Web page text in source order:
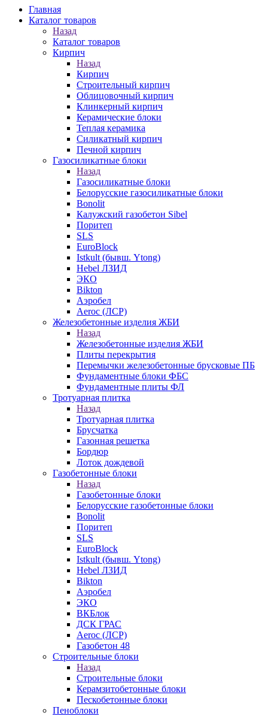
Главная
Каталог товаров
Назад
Каталог товаров
Кирпич
Назад
Кирпич
Строительный кирпич
Облицовочный кирпич
Клинкерный кирпич
Керамические блоки
Теплая керамика
Силикатный кирпич
Печной кирпич
Газосиликатные блоки
Назад
Газосиликатные блоки
Белорусские газосиликатные блоки
Bonolit
Калужский газобетон Sibel
Поритеп
SLS
EuroBlock
Istkult (бывш. Ytong)
Hebel ЛЗИД
ЭКО
Bikton
Аэробел
Aeroc (ЛСР)
Железобетонные изделия ЖБИ
Назад
Железобетонные изделия ЖБИ
Плиты перекрытия
Перемычки железобетонные брусковые ПБ
Фундаментные блоки ФБС
Фундаментные плиты ФЛ
Тротуарная плитка
Назад
Тротуарная плитка
Брусчатка
Газонная решетка
Бордюр
Лоток дождевой
Газобетонные блоки
Назад
Газобетонные блоки
Белорусские газобетонные блоки
Bonolit
Поритеп
SLS
EuroBlock
Istkult (бывш. Ytong)
Hebel ЛЗИД
Bikton
Аэробел
ЭКО
ВКБлок
ДСК ГРАС
Aeroc (ЛСР)
Газобетон 48
Строительные блоки
Назад
Строительные блоки
Керамзитобетонные блоки
Пескобетонные блоки
Пеноблоки